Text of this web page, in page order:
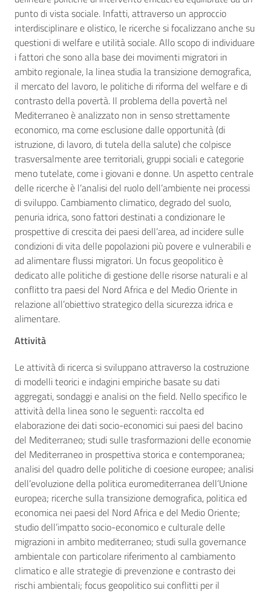
punto di vista sociale. Infatti, attraverso un approccio
interdisciplinare e olistico, le ricerche si focalizzano anche su
questioni di welfare e utilità sociale. Allo scopo di individuare
i fattori che sono alla base dei movimenti migratori in
ambito regionale, la linea studia la transizione demografica,
il mercato del lavoro, le politiche di riforma del welfare e di
contrasto della povertà. Il problema della povertà nel
Mediterraneo è analizzato non in senso strettamente
economico, ma come esclusione dalle opportunità (di
istruzione, di lavoro, di tutela della salute) che colpisce
trasversalmente aree territoriali, gruppi sociali e categorie
meno tutelate, come i giovani e donne. Un aspetto centrale
delle ricerche è l’analisi del ruolo dell’ambiente nei processi
di sviluppo. Cambiamento climatico, degrado del suolo,
penuria idrica, sono fattori destinati a condizionare le
prospettive di crescita dei paesi dell’area, ad incidere sulle
condizioni di vita delle popolazioni più povere e vulnerabili e
ad alimentare flussi migratori. Un focus geopolitico è
dedicato alle politiche di gestione delle risorse naturali e al
conflitto tra paesi del Nord Africa e del Medio Oriente in
relazione all’obiettivo strategico della sicurezza idrica e
alimentare.
Attività
Le attività di ricerca si sviluppano attraverso la costruzione
di modelli teorici e indagini empiriche basate su dati
aggregati, sondaggi e analisi on the field. Nello specifico le
attività della linea sono le seguenti: raccolta ed
elaborazione dei dati socio-economici sui paesi del bacino
del Mediterraneo; studi sulle trasformazioni delle economie
del Mediterraneo in prospettiva storica e contemporanea;
analisi del quadro delle politiche di coesione europee; analisi
dell’evoluzione della politica euromediterranea dell’Unione
europea; ricerche sulla transizione demografica, politica ed
economica nei paesi del Nord Africa e del Medio Oriente;
studio dell’impatto socio-economico e culturale delle
migrazioni in ambito mediterraneo; studi sulla governance
ambientale con particolare riferimento al cambiamento
climatico e alle strategie di prevenzione e contrasto dei
rischi ambientali; focus geopolitico sui conflitti per il